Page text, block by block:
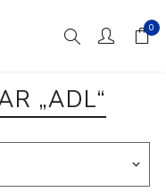
0
„ADL“